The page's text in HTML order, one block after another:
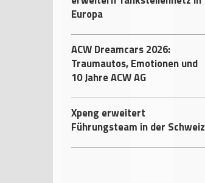
Europa
ACW Dreamcars 2026:
Traumautos, Emotionen und
10 Jahre ACW AG
Xpeng erweitert
Führungsteam in der Schweiz